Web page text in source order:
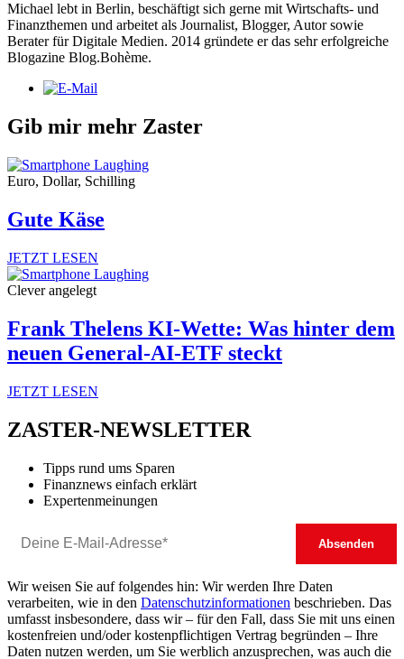
Michael lebt in Berlin, beschäftigt sich gerne mit Wirtschafts- und
Finanzthemen und arbeitet als Journalist, Blogger, Autor sowie
Berater für Digitale Medien. 2014 gründete er das sehr erfolgreiche
Blogazine Blog.Bohème.
Gib mir mehr Zaster
Euro, Dollar, Schilling
Gute Käse
JETZT LESEN
Clever angelegt
Frank Thelens KI-Wette: Was hinter dem
neuen General-AI-ETF steckt
JETZT LESEN
ZASTER-NEWSLETTER
Tipps rund ums Sparen
Finanznews einfach erklärt
Expertenmeinungen
Wir weisen Sie auf folgendes hin: Wir werden Ihre Daten
verarbeiten, wie in den Datenschutzinformationen beschrieben. Das
umfasst insbesondere, dass wir – für den Fall, dass Sie mit uns einen
kostenfreien und/oder kostenpflichtigen Vertrag begründen – Ihre
Daten nutzen werden, um Sie werblich anzusprechen, was auch die